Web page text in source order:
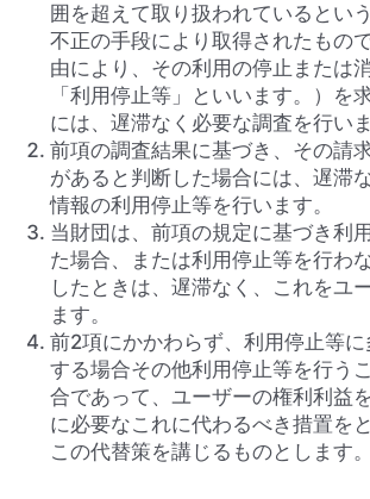
囲を超えて取り扱われているとい
不正の手段により取得されたもの
由により、その利用の停止または
「利用停止等」といいます。）を
には、遅滞なく必要な調査を行いま
前項の調査結果に基づき、その請
があると判断した場合には、遅滞
情報の利用停止等を行います。
当財団は、前項の規定に基づき利
た場合、または利用停止等を行わ
したときは、遅滞なく、これをユ
ます。
前2項にかかわらず、利用停止等
する場合その他利用停止等を行う
合であって、ユーザーの権利利益
に必要なこれに代わるべき措置を
この代替策を講じるものとします。